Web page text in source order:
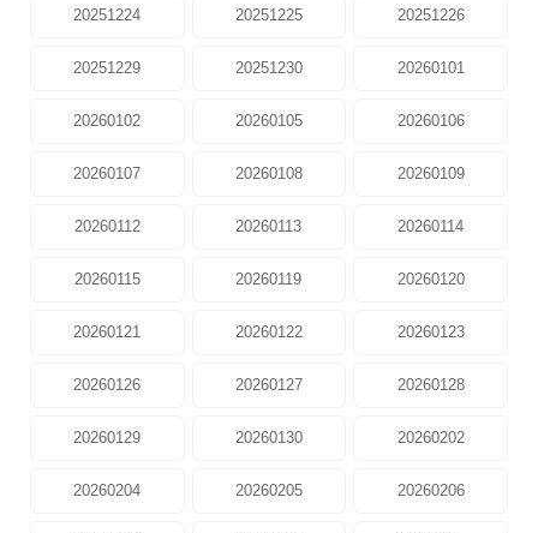
20251224 20251225 20251226
20251229 20251230 20260101
20260102 20260105 20260106
20260107 20260108 20260109
20260112 20260113 20260114
20260115 20260119 20260120
20260121 20260122 20260123
20260126 20260127 20260128
20260129 20260130 20260202
20260204 20260205 20260206